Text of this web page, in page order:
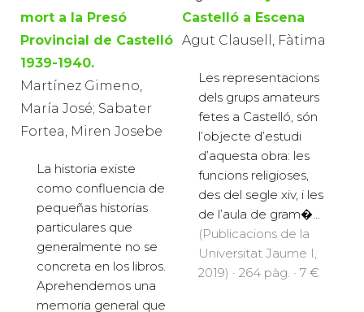
mort a la Presó
Provincial de Castelló
1939-1940.
Martínez Gimeno,
María José; Sabater
Fortea, Miren Josebe
La historia existe
como confluencia de
pequeñas historias
particulares que
generalmente no se
concreta en los libros.
Aprehendemos una
memoria general que
Castelló a Escena
Agut Clausell, Fàtima
Les representacions
dels grups amateurs
fetes a Castelló, són
l’objecte d’estudi
d’aquesta obra: les
funcions religioses,
des del segle xiv, i les
de l’aula de gram�...
(Publicacions de la
Universitat Jaume I,
2019) · 264 pàg. · 7 €